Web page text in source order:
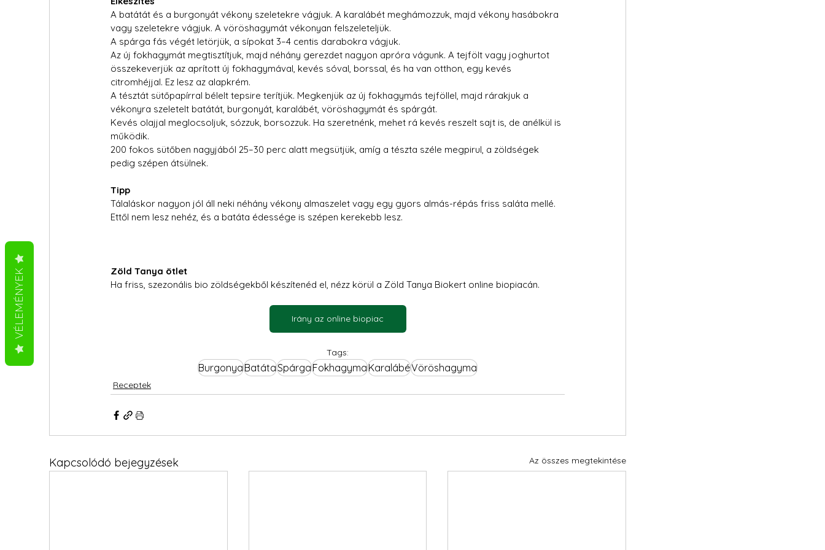
A batátát és a burgonyát vékony szeletekre vágjuk. A karalábét meghámozzuk, majd vékony hasábokra
vagy szeletekre vágjuk. A vöröshagymát vékonyan felszeleteljük.
A spárga fás végét letörjük, a sípokat 3–4 centis darabokra vágjuk.
Az új fokhagymát megtisztítjuk, majd néhány gerezdet nagyon apróra vágunk. A tejfölt vagy joghurtot
összekeverjük az aprított új fokhagymával, kevés sóval, borssal, és ha van otthon, egy kevés
citromhéjjal. Ez lesz az alapkrém.
A tésztát sütőpapírral bélelt tepsire terítjük. Megkenjük az új fokhagymás tejföllel, majd rárakjuk a
vékonyra szeletelt batátát, burgonyát, karalábét, vöröshagymát és spárgát.
Kevés olajjal meglocsoljuk, sózzuk, borsozzuk. Ha szeretnénk, mehet rá kevés reszelt sajt is, de anélkül is
működik.
200 fokos sütőben nagyjából 25–30 perc alatt megsütjük, amíg a tészta széle megpirul, a zöldségek
pedig szépen átsülnek.
Tipp
Tálaláskor nagyon jól áll neki néhány vékony almaszelet vagy egy gyors almás-répás friss saláta mellé.
Ettől nem lesz nehéz, és a batáta édessége is szépen kerekebb lesz.
Zöld Tanya ötlet
Ha friss, szezonális bio zöldségekből készítenéd el, nézz körül a Zöld Tanya Biokert online biopiacán.
Irány az online biopiac
Tags:
BurgonyaBatátaSpárgaFokhagymaKaralábéVöröshagyma
Receptek
Kapcsolódó bejegyzések Az összes megtekintése
VÉLEMÉNYEK